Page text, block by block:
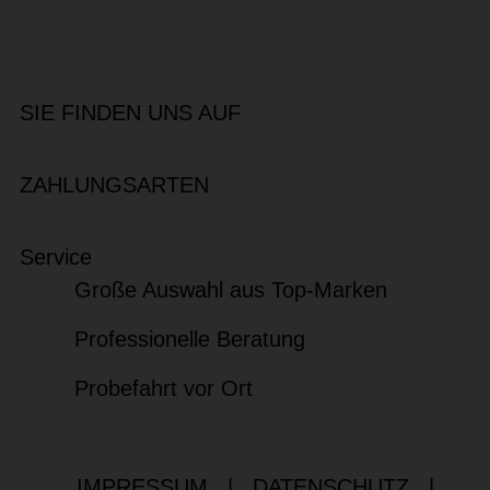
SIE FINDEN UNS AUF
ZAHLUNGSARTEN
Service
Große Auswahl aus Top-Marken
Professionelle Beratung
Probefahrt vor Ort